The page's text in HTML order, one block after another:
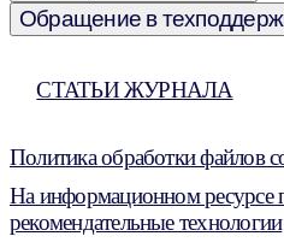
Обращение в
СТАТЬИ ЖУРНАЛА
Политика обработки файлов
На информационном ресурсе
рекомендательные технологии